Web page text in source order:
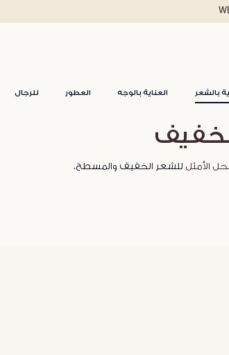
بالشعر العناية بالوجه العطور للرجال
الأمثل للشعر الخفيف والمسطح.